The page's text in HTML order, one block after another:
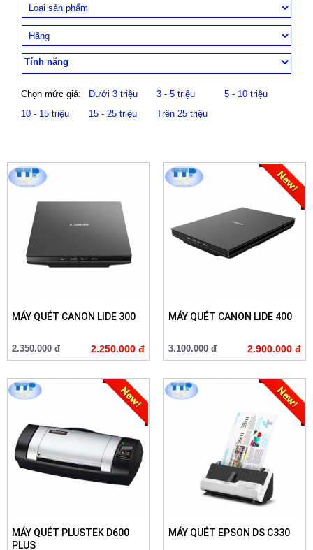
Tính năng
Chọn mức giá: Dưới 3 triệu 3 - 5 triệu
5 - 10 triệu
10 - 15 triệu
15 - 25 triệu Trên 25 triệu
MÁY QUÉT CANON LIDE 300
2.350.000 đ 2.250.000 đ
MÁY QUÉT CANON LIDE 400
3.100.000 đ 2.900.000 đ
MÁY QUÉT PLUSTEK D600
PLUS
MÁY QUÉT EPSON DS C330